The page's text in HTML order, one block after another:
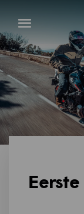
Open
menu